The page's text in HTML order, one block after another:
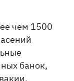
чем 1500
банок,